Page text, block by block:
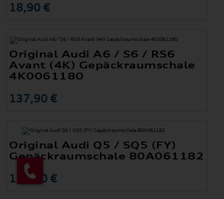
18,90 €
Original Audi A6 / S6 / RS6
Avant (4K) Gepäckraumschale
4K0061180
137,90 €
Original Audi Q5 / SQ5 (FY)
Gepäckraumschale 80A061182
127,90 €